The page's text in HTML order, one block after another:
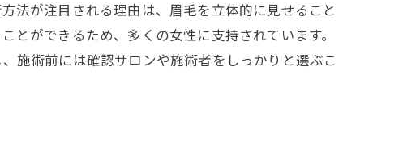
法が注目される理由は、眉毛を立体的に見せること
ができるため、多くの女性に支持されています。
施術前には確認サロンや施術者をしっかりと選ぶこ